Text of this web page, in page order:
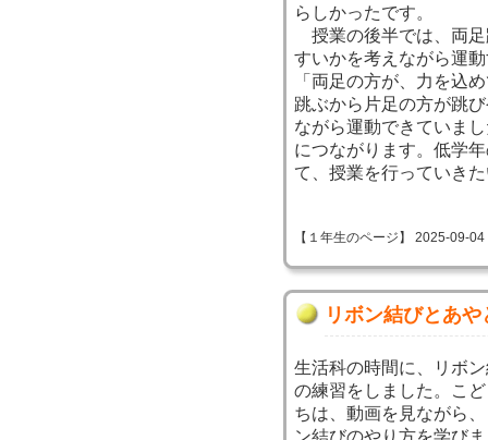
らしかったです。
授業の後半では、両足
すいかを考えながら運
「両足の方が、力を込
跳ぶから片足の方が跳
ながら運動できていま
につながります。低学
て、授業を行っていき
【１年生のページ】 2025-09-
リボン結びとあや
生活科の時間に、リボ
の練習をしました。こ
ちは、動画を見ながら
ン結びのやり方を学び